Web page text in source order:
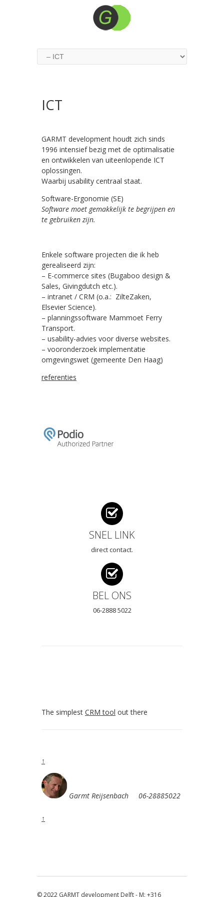
ICT
GARMT development houdt zich sinds
1996 intensief bezig met de optimalisatie
en ontwikkelen van uiteenlopende ICT
oplossingen.
Waarbij usability centraal staat.
Software-Ergonomie (SE)
Software moet gemakkelijk te begrijpen en
te gebruiken zijn.
Enkele software projecten die ik heb
gerealiseerd zijn:
– E-commerce sites (Bugaboo design &
Sales, Givingdutch etc.).
– intranet / CRM (o.a.: ZilteZaken,
Elsevier Science).
– planningssoftware Mammoet Ferry
Transport.
– usability-advies voor diverse websites.
– vooronderzoek implementatie
omgevingswet (gemeente Den Haag)
referenties
SNEL LINK
direct contact.
BEL ONS
06-2888 5022
The simplest CRM tool out there
↑
Garmt Reijsenbach 06-28885022
↑
© 2022 GARMT development Delft- M: +316